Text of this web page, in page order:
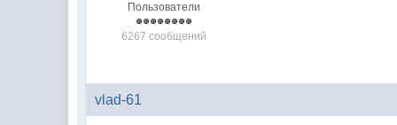
Пользователи
6267 сообщений
vlad-61